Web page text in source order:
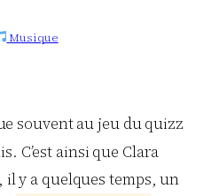
Musique
souvent au jeu du quizz
C’est ainsi que Clara
y a quelques temps, un